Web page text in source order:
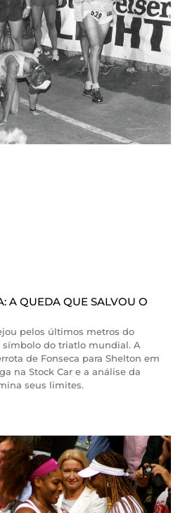
A QUEDA QUE SALVOU O
pelos últimos metros do
símbolo do triatlo mundial. A
de Fonseca para Shelton em
na Stock Car e a análise da
seus limites.